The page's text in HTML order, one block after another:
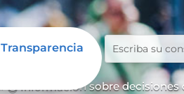
Transparencia
Información sobre